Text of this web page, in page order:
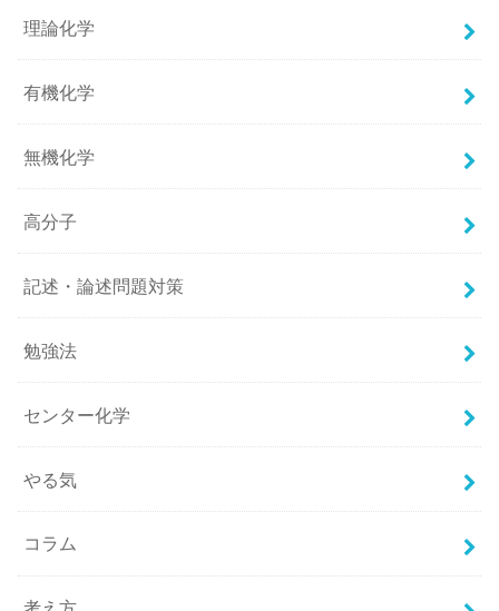
理論化学
有機化学
無機化学
高分子
記述・論述問題対策
勉強法
センター化学
やる気
コラム